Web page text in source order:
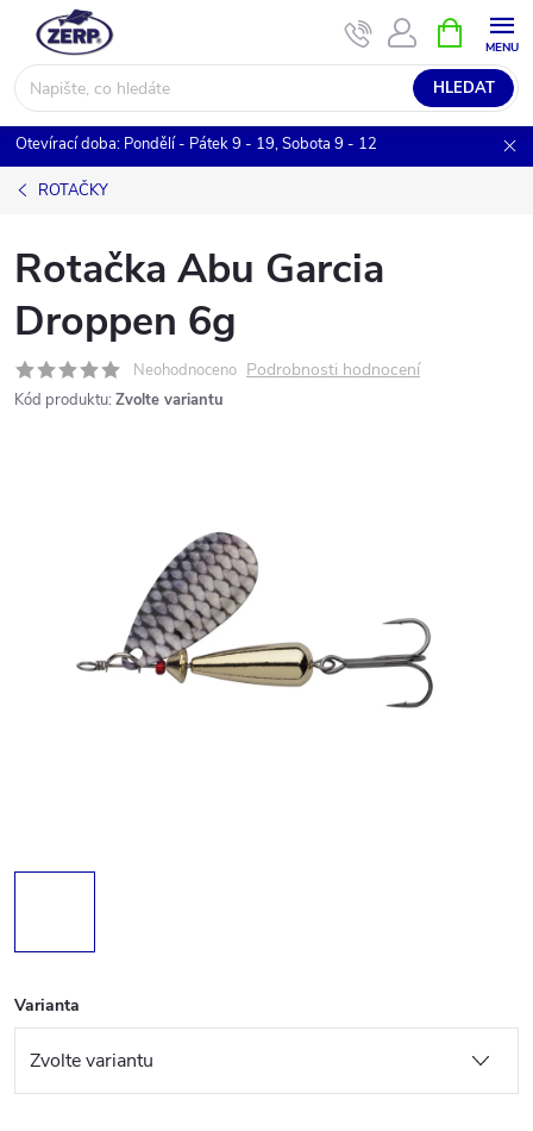
obsah
HLEDAT
NÁKUPNÍ
KOŠÍK
Otevírací doba: Pondělí - Pátek 9 - 19, Sobota 9 - 12
ROTAČKY
Rotačka Abu Garcia
Droppen 6g
Neohodnoceno Podrobnosti hodnocení
Kód produktu: Zvolte variantu
Varianta